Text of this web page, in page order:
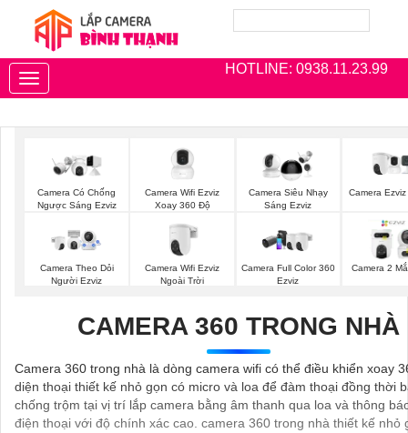
HOTLINE: 0938.11.23.99
Toggle
navigation
Camera Có Chống
Ngược Sáng Ezviz
Camera Wifi Ezviz
Xoay 360 Độ
Camera Siêu Nhạy
Sáng Ezviz
Camera
Camera Theo Dỏi
Người Ezviz
Camera Wifi Ezviz
Ngoài Trời
Camera Full Color 360
Ezviz
Camera 2
CAMERA 360 TRONG NHÀ
Camera 360 trong nhà là dòng camera wifi có thể điều khiển xoay
diện thoại thiết kế nhỏ gọn có micro và loa để đàm thoại đồng thời
chống trộm tại vị trí lắp camera bằng âm thanh qua loa và thông
điện thoại với độ chính xác cao. camera 360 trong nhà thiết kế nhỏ